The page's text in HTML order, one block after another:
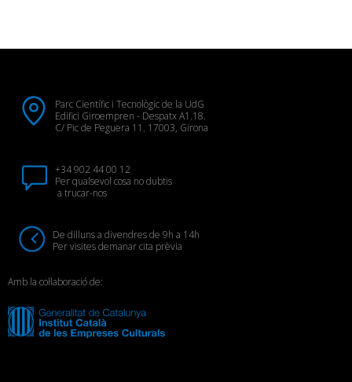
Parc Científic i Tecnològic de la UdG
Edifici Giroempren - Despatx A1.18.
C/ Pic de Peguera 11. 17003, Girona
+34 902 44 00 12
Per qualsevol cosa no dubtis
a trucar-nos
De dilluns a divendres de 9h a 14h
Per visites demanar cita prèvia
Amb la col·laboració de: